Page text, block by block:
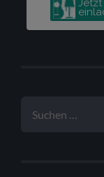
NACH: